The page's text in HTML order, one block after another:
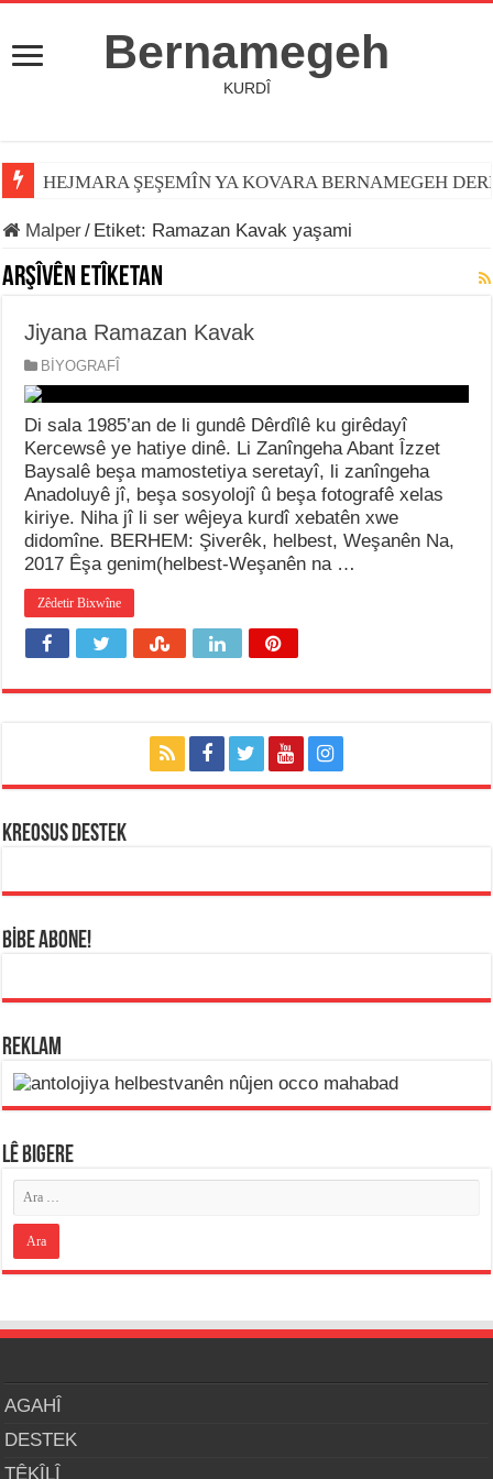
Bernamegeh
KURDÎ
HEJMARA ŞEŞEMÎN YA KOVARA BERNAMEGEH
Malper/ Etiket: Ramazan Kavak yaşami
Arşîvên Etîketan
Jiyana Ramazan Kavak
BİYOGRAFÎ
Di sala 1985’an de li gundê Dêrdîlê ku girêdayî
Kercewsê ye hatiye dinê. Li Zanîngeha Abant Îzzet
Baysalê beşa mamostetiya seretayî, li zanîngeha
Anadoluyê jî, beşa sosyolojî û beşa fotografê xelas
kiriye. Niha jî li ser wêjeya kurdî xebatên xwe
didomîne. BERHEM: Şiverêk, helbest, Weşanên Na,
2017 Êşa genim(helbest-Weşanên na …
Zêdetir Bixwîne
KREOSUS DESTEK
BİBE ABONE!
REKLAM
LÊ BIGERE
AGAHÎ
DESTEK
TÊKÎLÎ